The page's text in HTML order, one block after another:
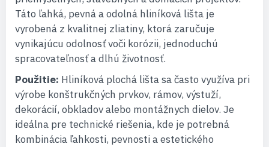
Táto ľahká, pevná a odolná hliníková lišta je
vyrobená z kvalitnej zliatiny, ktorá zaručuje
vynikajúcu odolnosť voči korózii, jednoduchú
spracovateľnosť a dlhú životnosť.
Použitie: Hliníková plochá lišta sa často využíva pri
výrobe konštrukčných prvkov, rámov, výstuží,
dekorácií, obkladov alebo montážnych dielov. Je
ideálna pre technické riešenia, kde je potrebná
kombinácia ľahkosti, pevnosti a estetického